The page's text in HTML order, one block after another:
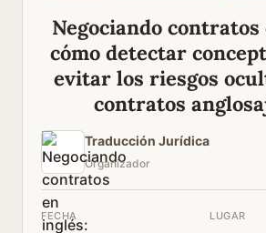
Negociando
cómo detectar
evitar los riesgos
contratos
Traducción Jurídica
Organizador
FECHA LUGAR